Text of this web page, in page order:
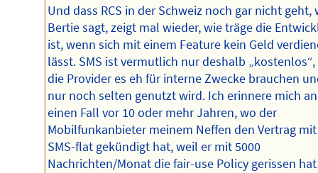
Und dass RCS in der Schweiz noch gar nicht geht,
Bertie sagt, zeigt mal wieder, wie träge die
ist, wenn sich mit einem Feature kein Geld
lässt. SMS ist vermutlich nur deshalb
die Provider es eh für interne Zwecke brauchen
nur noch selten genutzt wird. Ich erinnere mich an
einen Fall vor 10 oder mehr Jahren, wo der
Mobilfunkanbieter meinem Neffen den Vertrag mit
SMS-flat gekündigt hat, weil er mit 5000
Nachrichten/Monat die fair-use Policy gerissen